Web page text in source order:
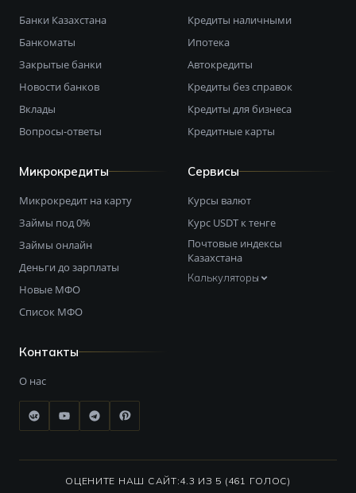
Банки Казахстана
Банкоматы
Закрытые банки
Новости банков
Вклады
Вопросы-ответы
Кредиты наличными
Ипотека
Автокредиты
Кредиты без справок
Кредиты для бизнеса
Кредитные карты
Микрокредиты
Микрокредит на карту
Займы под 0%
Займы онлайн
Деньги до зарплаты
Новые МФО
Список МФО
Сервисы
Курсы валют
Курс USDT к тенге
Почтовые индексы
Казахстана
Калькуляторы
Контакты
О нас
ОЦЕНИТЕ НАШ САЙТ:4.3 ИЗ 5 (461 ГОЛОС)